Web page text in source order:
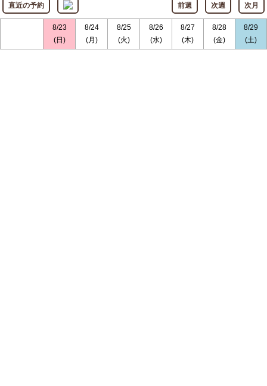
直近の予約 前週 次週 次月
8/23
(日)
8/24
(月)
8/25
(火)
8/26
(水)
8/27
(木)
8/28
(金)
8/29
(土)